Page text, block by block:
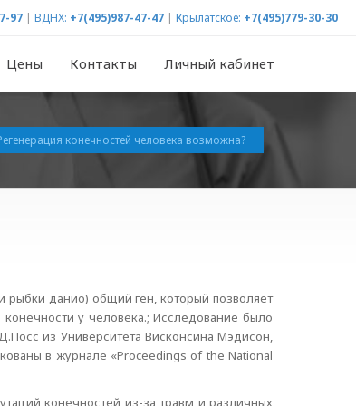
97 | ВДНХ: +7(495)987-47-47 | Крылатское: +7(495)779-30-30
Цены Контакты Личный кабинет
конечностей человека возможна?
данио) общий ген, который позволяет
у человека.; Исследование было
из Университета Висконсина Мэдисон,
в журнале «Proceedings of the National
конечностей из-за травм и различных